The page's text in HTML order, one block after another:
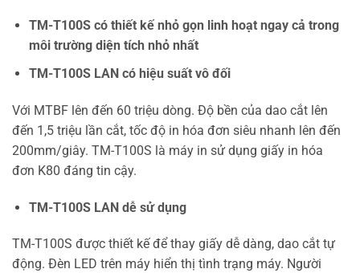
TM-T100S có thiết kế nhỏ gọn linh hoạt ngay cả trong
môi trường diện tích nhỏ nhất
TM-T100S LAN có hiệu suất vô đối
Với MTBF lên đến 60 triệu dòng. Độ bền của dao cắt lên
đến 1,5 triệu lần cắt, tốc độ in hóa đơn siêu nhanh lên đến
200mm/giây. TM-T100S là máy in sử dụng giấy in hóa
đơn K80 đáng tin cậy.
TM-T100S LAN dễ sử dụng
TM-T100S được thiết kế để thay giấy dễ dàng, dao cắt tự
động. Đèn LED trên máy hiển thị tình trạng máy. Người